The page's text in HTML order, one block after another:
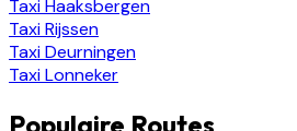
TaxiHaaksbergen
TaxiRijssen
TaxiDeurningen
TaxiLonneker
Populaire Routes